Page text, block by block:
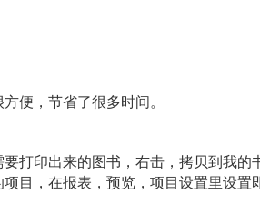
便，节省了很多时间。
打印出来的图书，右击，拷贝到我的
目，在报表，预览，项目设置里设置